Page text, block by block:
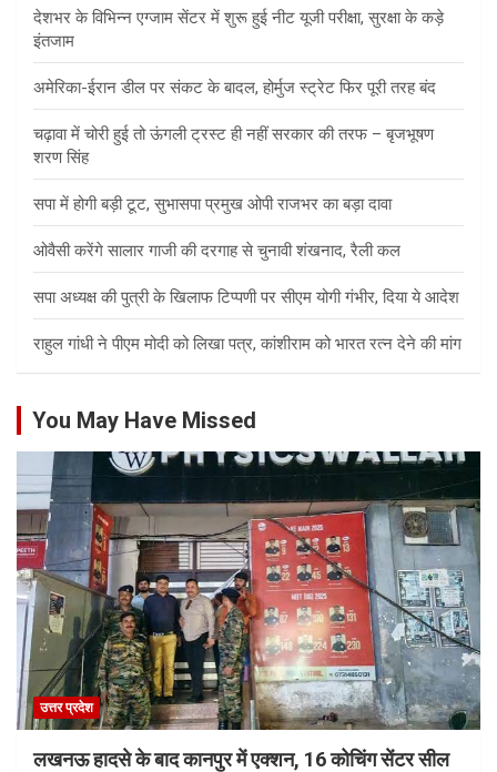
देशभर के विभिन्न एग्जाम सेंटर में शुरू हुई नीट यूजी परीक्षा, सुरक्षा के कड़े
इंतजाम
अमेरिका-ईरान डील पर संकट के बादल, होर्मुज स्ट्रेट फिर पूरी तरह बंद
चढ़ावा में चोरी हुई तो ऊंगली ट्रस्ट ही नहीं सरकार की तरफ – बृजभूषण
शरण सिंह
सपा में होगी बड़ी टूट, सुभासपा प्रमुख ओपी राजभर का बड़ा दावा
ओवैसी करेंगे सालार गाजी की दरगाह से चुनावी शंखनाद, रैली कल
सपा अध्यक्ष की पुत्री के खिलाफ टिप्पणी पर सीएम योगी गंभीर, दिया ये आदेश
राहुल गांधी ने पीएम मोदी को लिखा पत्र, कांशीराम को भारत रत्न देने की मांग
You May Have Missed
उत्तर प्रदेश
लखनऊ हादसे के बाद कानपुर में एक्शन, 16 कोचिंग सेंटर सील